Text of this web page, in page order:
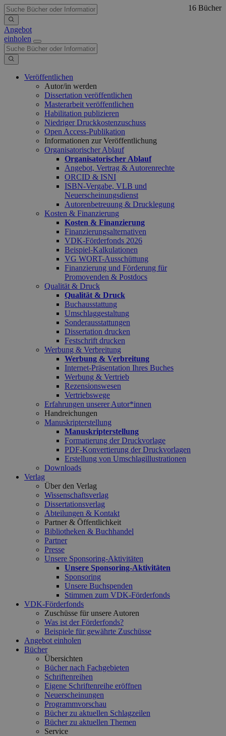
Angebot
einholen
Veröffentlichen
Autor/in werden
Dissertation veröffentlichen
Masterarbeit veröffentlichen
Habilitation publizieren
Niedriger Druckkostenzuschuss
Open Access-Publikation
Informationen zur Veröffentlichung
Organisatorischer Ablauf
Organisatorischer Ablauf
Angebot, Vertrag & Autorenrechte
ORCID & ISNI
ISBN-Vergabe, VLB und
Neuerscheinungsdienst
Autorenbetreuung & Drucklegung
Kosten & Finanzierung
Kosten & Finanzierung
Finanzierungsalternativen
VDK-Förderfonds 2026
Beispiel-Kalkulationen
VG WORT-Ausschüttung
Finanzierung und Förderung für
Promovenden & Postdocs
Qualität & Druck
Qualität & Druck
Buchausstattung
Umschlaggestaltung
Sonderausstattungen
Dissertation drucken
Festschrift drucken
Werbung & Verbreitung
Werbung & Verbreitung
Internet-Präsentation Ihres Buches
Werbung & Vertrieb
Rezensionswesen
Vertriebswege
Erfahrungen unserer Autor*innen
Handreichungen
Manuskripterstellung
Manuskripterstellung
Formatierung der Druckvorlage
PDF-Konvertierung der Druckvorlagen
Erstellung von Umschlagillustrationen
Downloads
Verlag
Über den Verlag
Wissenschaftsverlag
Dissertationsverlag
Abteilungen & Kontakt
Partner & Öffentlichkeit
Bibliotheken & Buchhandel
Partner
Presse
Unsere Sponsoring-Aktivitäten
Unsere Sponsoring-Aktivitäten
Sponsoring
Unsere Buchspenden
Stimmen zum VDK-Förderfonds
VDK-Förderfonds
Zuschüsse für unsere Autoren
Was ist der Förderfonds?
Beispiele für gewährte Zuschüsse
Angebot einholen
Bücher
Übersichten
Bücher nach Fachgebieten
Schriftenreihen
Eigene Schriftenreihe eröffnen
Neuerscheinungen
Programmvorschau
Bücher zu aktuellen Schlagzeilen
Bücher zu aktuellen Themen
Service
16 Bücher